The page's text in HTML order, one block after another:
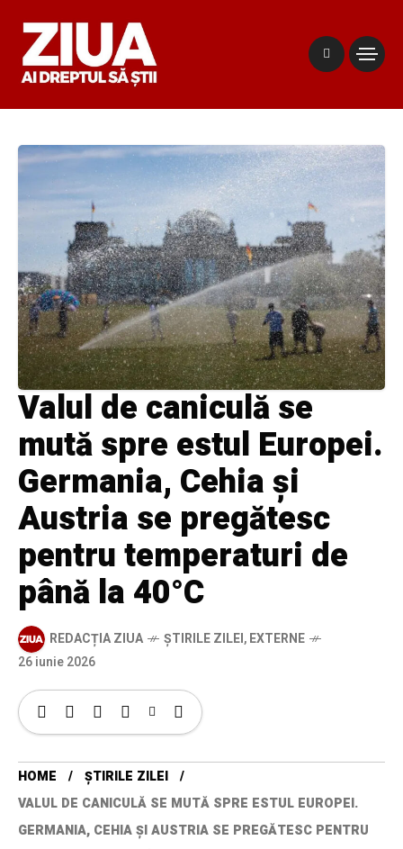
Valul de caniculă se
mută spre estul Europei.
Germania, Cehia și
Austria se pregătesc
pentru temperaturi de
până la 40°C
REDACȚIA ZIUA ȘTIRILE ZILEI,EXTERNE
26 iunie 2026
HOME
ȘTIRILE ZILEI
VALUL DE CANICULĂ SE MUTĂ SPRE ESTUL EUROPEI.
GERMANIA, CEHIA ȘI AUSTRIA SE PREGĂTESC PENTRU